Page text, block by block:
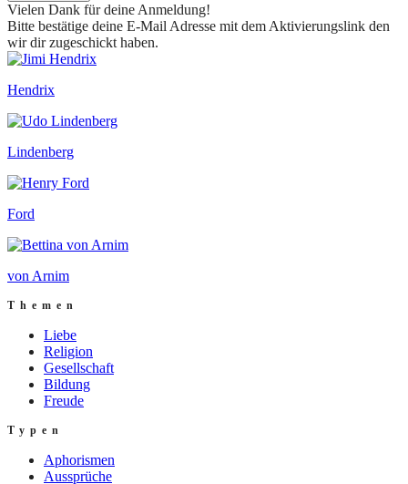
Vielen Dank für deine Anmeldung!
Bitte bestätige deine E-Mail Adresse mit dem Aktivierungslink den
wir dir zugeschickt haben.
Hendrix
Lindenberg
Ford
von Arnim
Themen
Liebe
Religion
Gesellschaft
Bildung
Freude
Typen
Aphorismen
Aussprüche